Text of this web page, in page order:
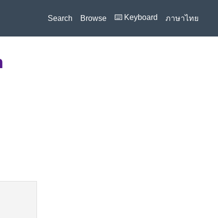
Search Browse ⌨️ Keyboard ภาษาไทย